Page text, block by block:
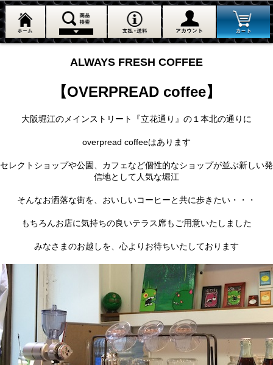
ALWAYS FRESH COFFEE
【OVERPREAD coffee】
大阪堀江のメインストリート『立花通り』の１本北の通りに
overpread coffeeはあります
セレクトショップや公園、カフェなど個性的なショップが並ぶ新しい発
信地として人気な堀江
そんなお洒落な街を、おいしいコーヒーと共に歩きたい・・・
もちろんお店に気持ちの良いテラス席もご用意いたしました
みなさまのお越しを、心よりお待ちいたしております